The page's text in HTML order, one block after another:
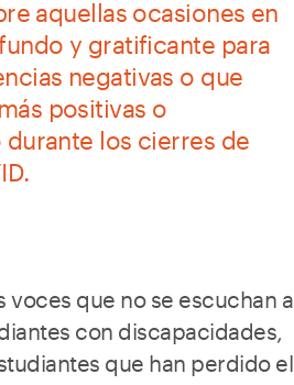
aquellas ocasiones en
y gratificante para
negativas o que
positivas o
durante los cierres de
voces que no se escuchan a
con discapacidades,
que han perdido el